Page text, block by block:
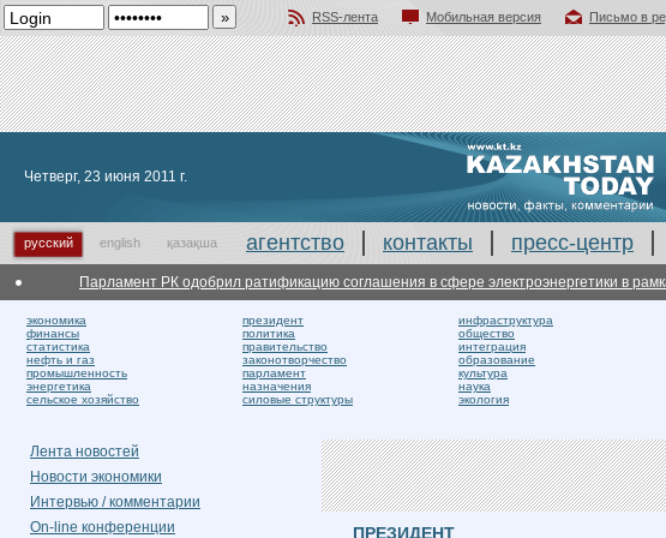
RSS-лента Мобильная версия
Письмо в
Четверг, 23 июня 2011 г.
русский english қазақша агентство контакты пресс-центр
Парламент РК одобрил ратификацию соглашения в сфере электроэнергетики в рамках
экономика
финансы
статистика
нефть и газ
промышленность
энергетика
сельское хозяйство
президент
политика
правительство
законотворчество
парламент
назначения
силовые структуры
инфраструктура
общество
интеграция
образование
культура
наука
экология
Лента новостей
Новости экономики
Интервью / комментарии
On-line конференции
ПРЕЗИДЕНТ